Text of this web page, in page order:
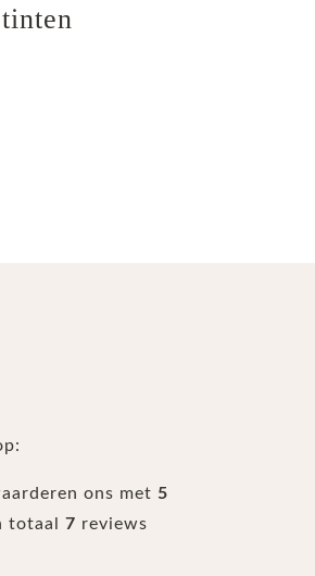
ons met 5
totaal 7 reviews